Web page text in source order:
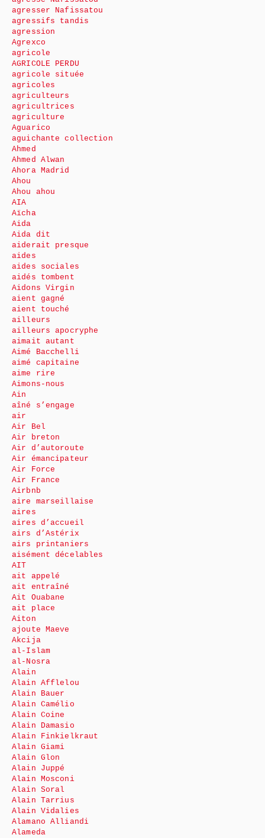
agresser Nafissatou
agressifs tandis
agression
Agrexco
agricole
AGRICOLE PERDU
agricole située
agricoles
agriculteurs
agricultrices
agriculture
Aguarico
aguichante collection
Ahmed
Ahmed Alwan
Ahora Madrid
Ahou
Ahou ahou
AIA
Aïcha
Aida
Aida dit
aiderait presque
aides
aides sociales
aidés tombent
Aidons Virgin
aient gagné
aient touché
ailleurs
ailleurs apocryphe
aimait autant
Aimé Bacchelli
aimé capitaine
aime rire
Aimons-nous
Ain
aîné s’engage
air
Air Bel
Air breton
Air d’autoroute
Air émancipateur
Air Force
Air France
Airbnb
aire marseillaise
aires
aires d’accueil
airs d’Astérix
airs printaniers
aisément décelables
AIT
ait appelé
ait entraîné
Ait Ouabane
ait place
Aiton
ajoute Maeve
Akcija
al-Islam
al-Nosra
Alain
Alain Afflelou
Alain Bauer
Alain Camélio
Alain Coine
Alain Damasio
Alain Finkielkraut
Alain Giami
Alain Glon
Alain Juppé
Alain Mosconi
Alain Soral
Alain Tarrius
Alain Vidalies
Alamano Alliandi
Alameda